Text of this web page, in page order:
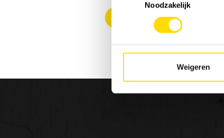
Noodzakelijk
Weigeren
Back to overview